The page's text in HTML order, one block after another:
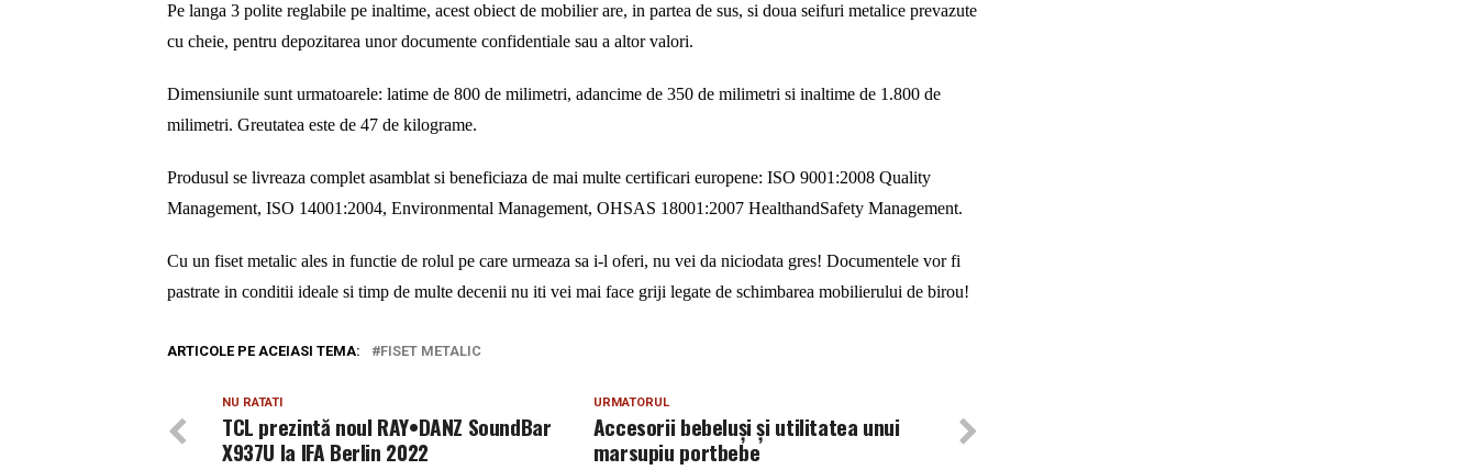
Pe langa 3 polite reglabile pe inaltime, acest obiect de mobilier are, in partea de sus, si doua seifuri metalice prevazute
cu cheie, pentru depozitarea unor documente confidentiale sau a altor valori.
Dimensiunile sunt urmatoarele: latime de 800 de milimetri, adancime de 350 de milimetri si inaltime de 1.800 de
milimetri. Greutatea este de 47 de kilograme.
Produsul se livreaza complet asamblat si beneficiaza de mai multe certificari europene: ISO 9001:2008 Quality
Management, ISO 14001:2004, Environmental Management, OHSAS 18001:2007 HealthandSafety Management.
Cu un fiset metalic ales in functie de rolul pe care urmeaza sa i-l oferi, nu vei da niciodata gres! Documentele vor fi
pastrate in conditii ideale si timp de multe decenii nu iti vei mai face griji legate de schimbarea mobilierului de birou!
ARTICOLE PE ACEIASI TEMA: FISET METALIC
URMATORUL
Accesorii bebeluși și utilitatea unui
marsupiu portbebe
NU RATATI
TCL prezintă noul RAY•DANZ SoundBar
X937U la IFA Berlin 2022